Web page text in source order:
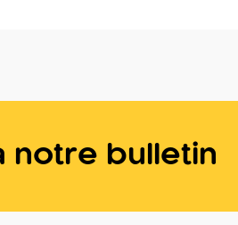
notre bulletin